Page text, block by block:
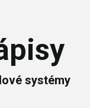
systémy